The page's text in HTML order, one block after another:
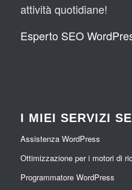
attività quotidiane!
Esperto SEO
I MIEI SERVIZI
Assistenza WordPress
Ottimizzazione per i motori di
Programmatore WordPress